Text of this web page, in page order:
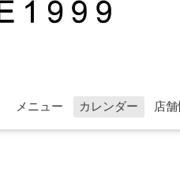
メニュー カレンダー 店